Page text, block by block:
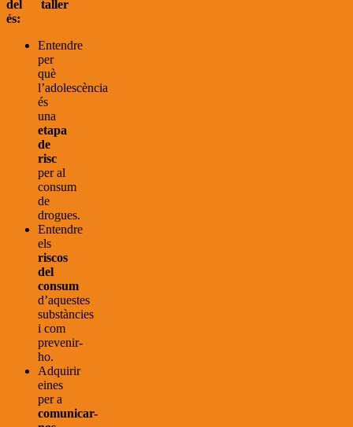
del taller
és:
Entendre
per
què
l’adolescència
és
una
etapa
de
risc
per al
consum
de
drogues.
Entendre
els
riscos
del
consum
d’aquestes
substàncies
i com
prevenir-
ho.
Adquirir
eines
per a
comunicar-